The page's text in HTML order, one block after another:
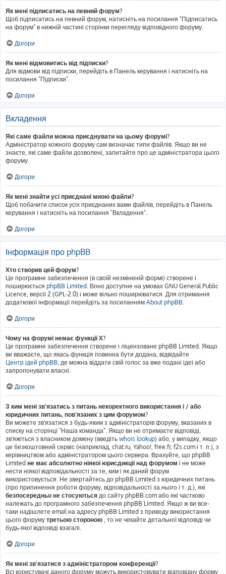
Як мені підписатись на певний форум?
Щоб підписатись на певний форум, натисніть на посилання "Підписатись
на форум" в нижній частині сторінки перегляду відповідного форуму.
Догори
Як мені відмовитись від підписки?
Для відмови від підписки, перейдіть в Панель керування і натисніть на
посилання "Підписки".
Догори
Вкладення
Які саме файли можна приєднувати на цьому форумі?
Адміністратор кожного форуму сам визначає типи файлів. Якщо ви не
знаєте, які саме файли дозволені, запитайте про це адміністратора цього
форуму.
Догори
Як мені знайти усі приєднані мною файли?
Щоб побачити список усіх приєднаних вами файлів, перейдіть в Панель
керування і натисніть на посилання "Вкладення".
Догори
Інформація про phpBB
Хто створив цей форум?
Це програмне забезпечення (в своїй незміненій формі) створене і
поширюється phpBB Limited. Воно доступне на умовах GNU General Public
Licence, версії 2 (GPL-2.0) і може вільно поширюватися. Для отримання
додаткової інформації перейдіть за посиланням About phpBB.
Догори
Чому на форумі немає функції X?
Це програмне забезпечення створене і ліцензоване phpBB Limited. Якщо
ви вважаєте, що якась функція повинна бути додана, відвідайте
Центр ідей phpBB, де можна віддати свій голос за вже подані ідеї або
запропонувати власні.
Догори
З ким мені зв'язатись з питань некоректного використання і / або
юридичних питань, пов'язаних з цим форумом?
Ви можете зв'язатися з будь-яким з адміністраторів форуму, вказаних в
списку на сторінці "Наша команда". Якщо ви не отримаєте відповіді,
зв'яжіться з власником домену (введіть whois lookup) або, у випадку, якщо
це безкоштовний сервіс (наприклад, chat.ru, Yahoo!, free.fr, f2s.com і т. п.), з
керівництвом або адміністратором цього сервера. Врахуйте, що phpBB
Limited не має абсолютно ніякої юрисдикції над форумом і не може
нести ніякої відповідальності за те, ким і як даний форум
використовується. Не звертайтесь до phpBB Limited з юридичних питань
(про припинення роботи форуму, відповідальності за нього і т. д.), які
безпосередньо не стосуються до сайту phpBB.com або які частково
належать до програмного забезпечення phpBB Limited. Якщо ж ви все-
таки надішлете email на адресу phpBB Limited з приводу використання
цього форуму третьою стороною , то не чекайте детальної відповіді чи
будь-якої відповіді взагалі.
Догори
Як мені зв'язатися з адміністратором конференції?
Всі користувачі даного форуму можуть використовувати відповідну форму